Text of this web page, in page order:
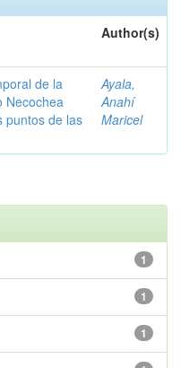
Author(s)
de la
Necochea
puntos de las
Ayala,
Anahí
Maricel
1
1
1